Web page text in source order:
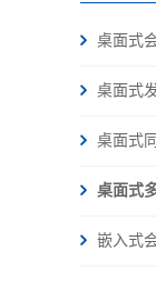
桌面式
桌面式
桌面式
桌面式
嵌入式